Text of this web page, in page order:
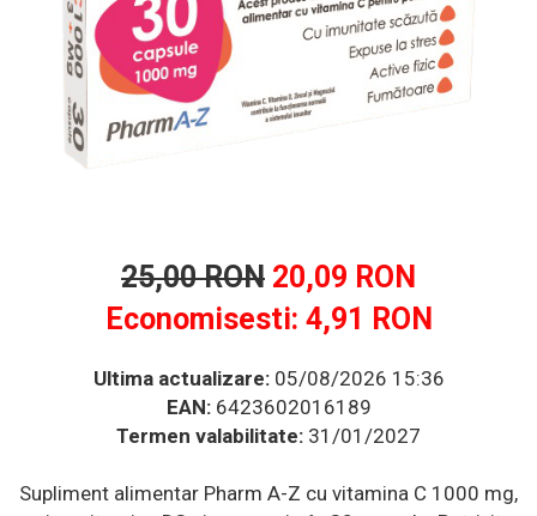
Omega 3
Par si unghii
Probiotice si prebiotice
Prostata
Slabire si control greutate
Somn stres si anxietate
Supliment Calciu
Supliment Complexe
Supliment Magneziu
Supliment Vitamina B
Ingrijire par
Balsam masca si tratament
Produse cu SPF Pentru Fata
Repelenti insecte
25,00 RON 20,09 RON
Economisesti: 4,91 RON
Ultima actualizare:05/08/2026 15:36
EAN:6423602016189
Termen valabilitate: 31/01/2027
Supliment alimentar Pharm A-Z cu vitamina C 1000 mg,